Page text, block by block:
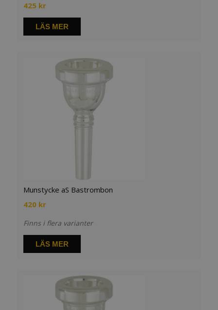
425 kr
LÄS MER
Munstycke aS Bastrombon
420 kr
Finns i flera varianter
LÄS MER